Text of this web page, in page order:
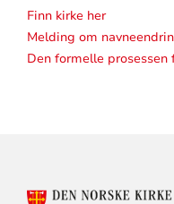
Finn kirke her
Melding om
Den formelle prosessen